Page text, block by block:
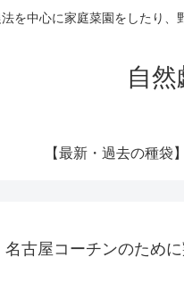
を中心に家庭菜園をしたり
自
古屋コーチンのため